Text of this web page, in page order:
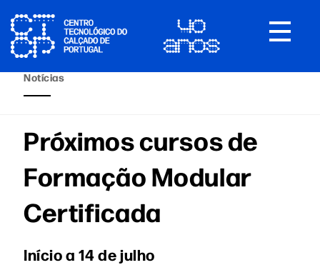
Toggle
Notícias
Próximos cursos de
Formação Modular
Certificada
Início a 14 de julho